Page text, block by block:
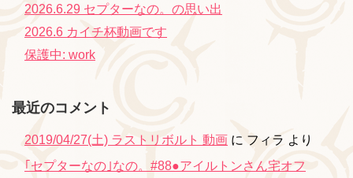
2026.6.29 セプターなの。の思い出
2026.6 カイチ杯動画です
保護中: work
最近のコメント
2019/04/27(土) ラストリボルト 動画 に フィラ より
｢セプターなの｣なの。#88●アイルトンさん宅オフ